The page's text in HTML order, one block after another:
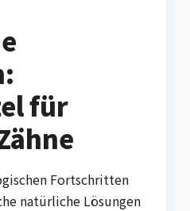
für
Fortschritten
natürliche Lösungen